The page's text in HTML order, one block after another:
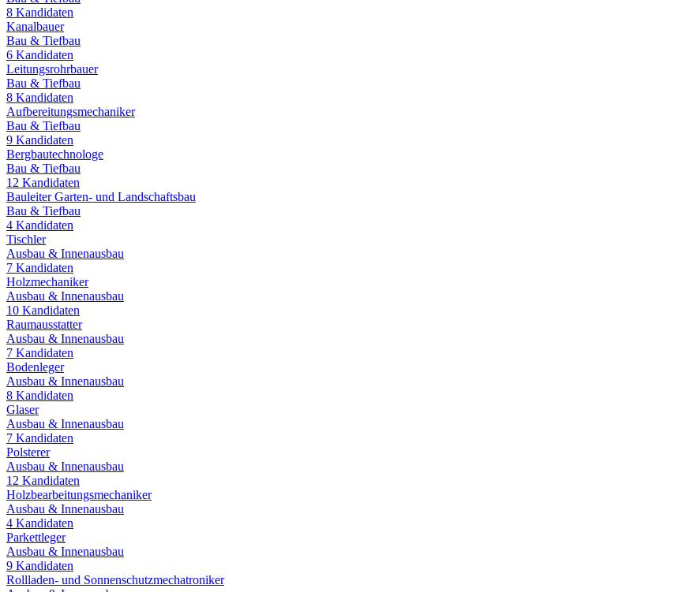
8 Kandidaten
Kanalbauer
Bau & Tiefbau
6 Kandidaten
Leitungsrohrbauer
Bau & Tiefbau
8 Kandidaten
Aufbereitungsmechaniker
Bau & Tiefbau
9 Kandidaten
Bergbautechnologe
Bau & Tiefbau
12 Kandidaten
Bauleiter Garten- und Landschaftsbau
Bau & Tiefbau
4 Kandidaten
Tischler
Ausbau & Innenausbau
7 Kandidaten
Holzmechaniker
Ausbau & Innenausbau
10 Kandidaten
Raumausstatter
Ausbau & Innenausbau
7 Kandidaten
Bodenleger
Ausbau & Innenausbau
8 Kandidaten
Glaser
Ausbau & Innenausbau
7 Kandidaten
Polsterer
Ausbau & Innenausbau
12 Kandidaten
Holzbearbeitungsmechaniker
Ausbau & Innenausbau
4 Kandidaten
Parkettleger
Ausbau & Innenausbau
9 Kandidaten
Rollladen- und Sonnenschutzmechatroniker